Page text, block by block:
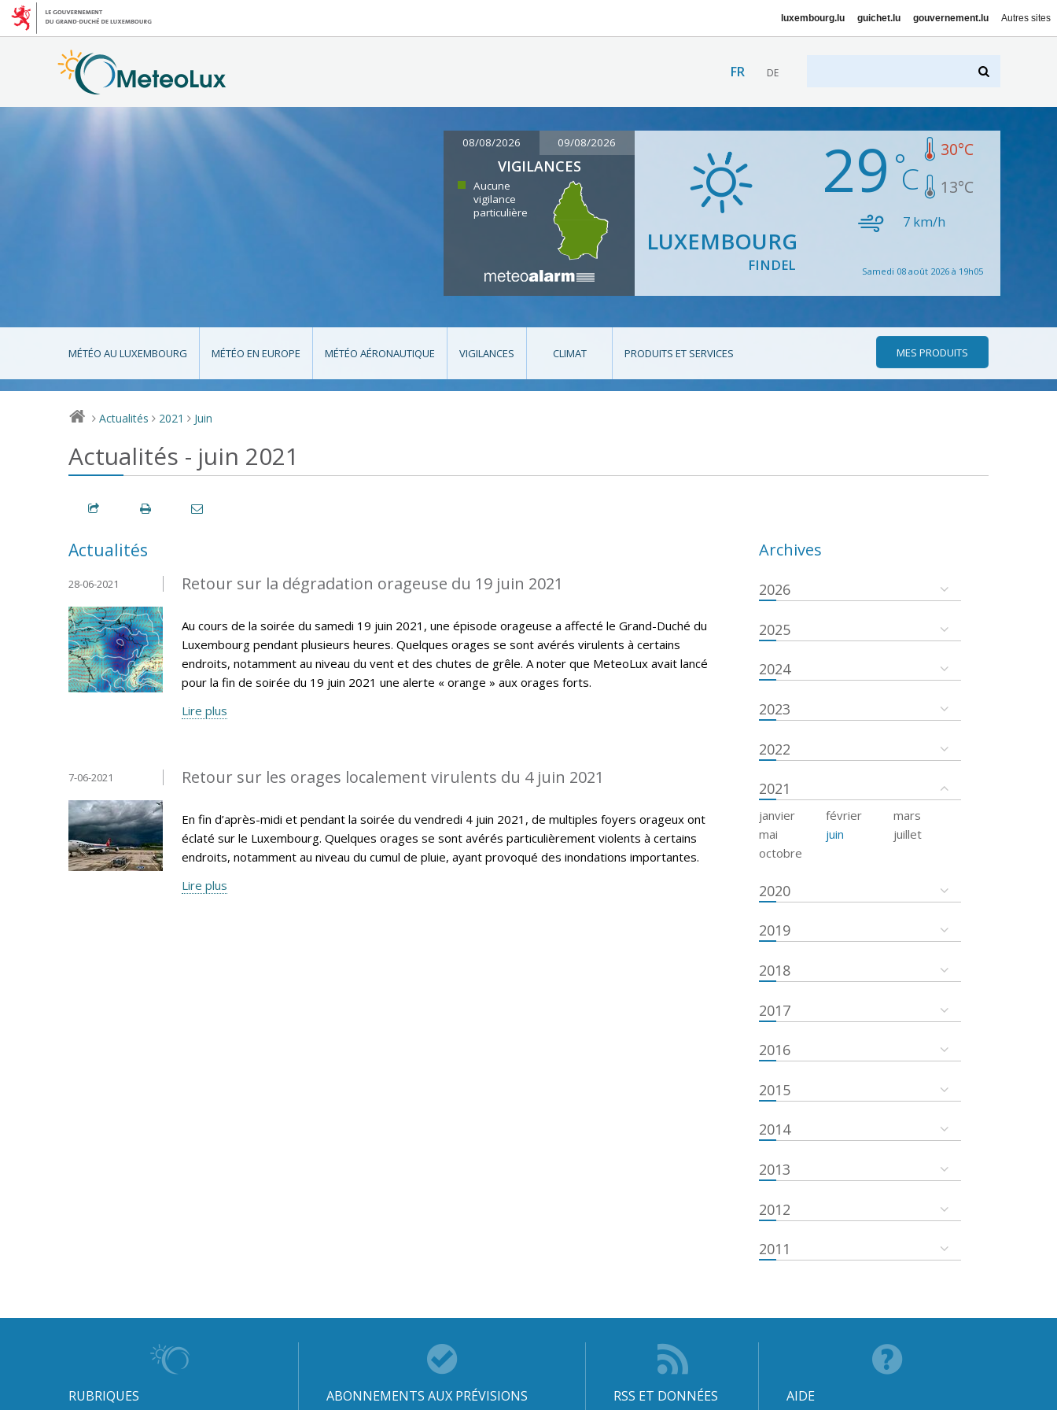
luxembourg.lu guichet.lu gouvernement.lu Autres sites
FR DE
08/08/2026 09/08/2026
VIGILANCES
Aucune
vigilance
particulière
LUXEMBOURG
FINDEL
29 30°C
13°C
7 km/h
Samedi 08 août 2026 à 19h05
MÉTÉO AU LUXEMBOURG MÉTÉO EN EUROPE MÉTÉO AÉRONAUTIQUE VIGILANCES CLIMAT PRODUITS ET SERVICES MES PRODUITS
> Actualités > 2021 > Juin
Actualités - juin 2021
Actualités
Retour sur la dégradation orageuse du 19 juin 2021
28-06-2021
Au cours de la soirée du samedi 19 juin 2021, une épisode orageuse a affecté le Grand-Duché du
Luxembourg pendant plusieurs heures. Quelques orages se sont avérés virulents à certains
endroits, notamment au niveau du vent et des chutes de grêle. A noter que MeteoLux avait lancé
pour la fin de soirée du 19 juin 2021 une alerte « orange » aux orages forts.
Lire plus
Retour sur les orages localement virulents du 4 juin 2021
7-06-2021
En fin d’après-midi et pendant la soirée du vendredi 4 juin 2021, de multiples foyers orageux ont
éclaté sur le Luxembourg. Quelques orages se sont avérés particulièrement violents à certains
endroits, notamment au niveau du cumul de pluie, ayant provoqué des inondations importantes.
Lire plus
Archives
2026
2025
2024
2023
2022
2021
janvier février
mars
mai
juin
juillet
octobre
2020
2019
2018
2017
2016
2015
2014
2013
2012
2011
RUBRIQUES ABONNEMENTS AUX PRÉVISIONS RSS ET DONNÉES AIDE